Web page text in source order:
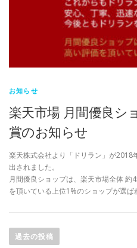
お知らせ
楽天市場 月間優良シ
賞のお知らせ
楽天株式会社より「ドリラン」が2018
出されました。
月間優良ショップは、楽天市場全体
を頂いている上位1%のショップが選ば
稿
過去の投稿